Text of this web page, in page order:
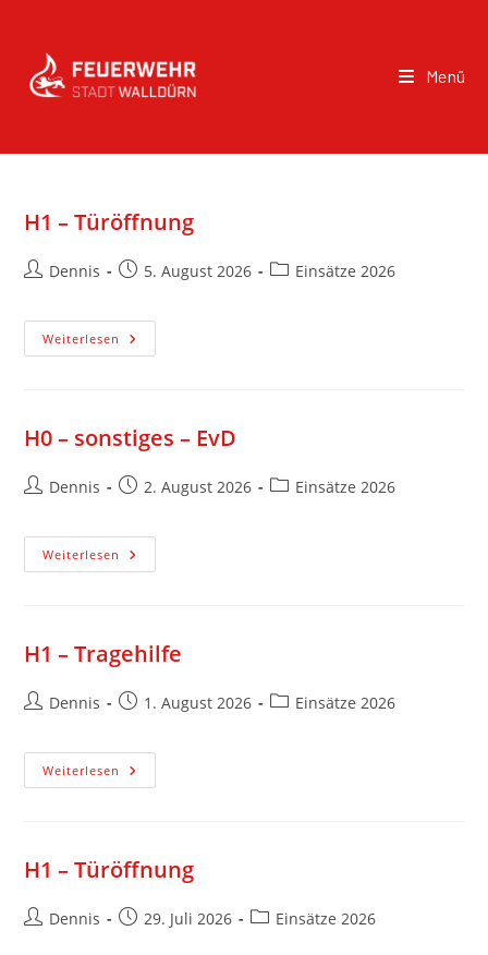
Menü
H1 – Türöffnung
Dennis 5. August 2026 Einsätze 2026
Weiterlesen
H0 – sonstiges – EvD
Dennis 2. August 2026 Einsätze 2026
Weiterlesen
H1 – Tragehilfe
Dennis 1. August 2026 Einsätze 2026
Weiterlesen
H1 – Türöffnung
Dennis 29. Juli 2026 Einsätze 2026